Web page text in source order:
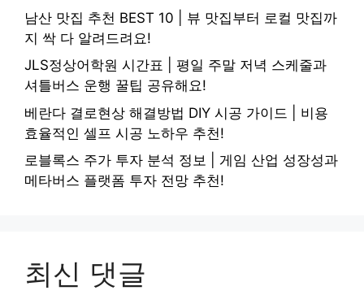
남산 맛집 추천 BEST 10 | 뷰 맛집부터 로컬 맛집까
지 싹 다 알려드려요!
JLS정상어학원 시간표 | 평일 주말 저녁 스케줄과
셔틀버스 운행 꿀팁 공유해요!
베란다 결로현상 해결방법 DIY 시공 가이드 | 비용
효율적인 셀프 시공 노하우 추천!
로블록스 주가 투자 분석 정보 | 게임 산업 성장성과
메타버스 플랫폼 투자 전망 추천!
최신 댓글